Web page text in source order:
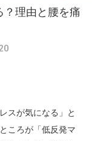
a
？理由と腰を痛
スが気になる」と
ころが「低反発マ